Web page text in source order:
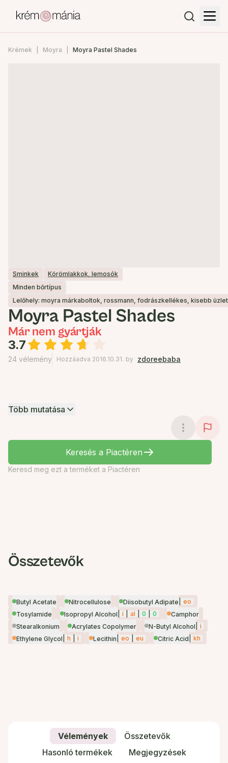
Krémek Moyra Moyra Pastel Shades
Sminkek
Körömlakkok, lemosók
Minden bőrtípus
Lelőhely: moyra márkaboltok, rossmann, fodrászkellékes, kisebb
Moyra Pastel Shades
Már nem gyártják
3.7
24 vélemény Hozzáadva 2016.10.31. by zdoreebaba
Több mutatása
Keresés a Piactéren
Keresd meg ezt a terméket a Piactéren
Összetevők
Butyl Acetate Nitrocellulose Diisobutyl Adipate
eo
Tosylamide
Isopropyl Alcohol i al 0 0
Camphor
Stearalkonium
Acrylates Copolymer N-Butyl Alcohol
i
Ethylene Glycol
h i Lecithin eo eu Citric Acid kh
Vélemények
Összetevők
Hasonló termékek
Megjegyzések